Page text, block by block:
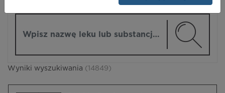
Wyniki wyszukiwania (14849)